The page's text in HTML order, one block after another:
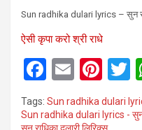
Sun radhika dulari lyrics – सुन
ऐसी कृपा करो श्री राधे
F
a
ce
E
m
ail
Pi
nt
er
wi
Tags: Sun radhika dulari
Sun radhika dulari lyrics - सुन